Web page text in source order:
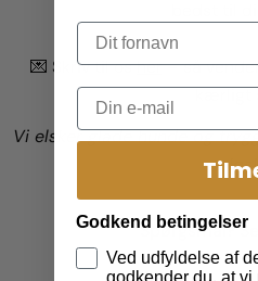
💌 Skriv til osher– så
kærligt
Vi elsker glade hunde og
løs!
Spørgsmål?
Godkend betingelser
Ved udfyldelse af
godkender du, at vi